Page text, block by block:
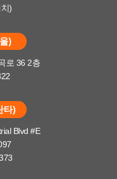
)
)
로 36 2층
타)
Blvd #E